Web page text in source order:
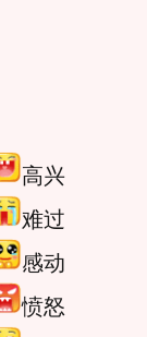
高兴
难过
感动
愤怒